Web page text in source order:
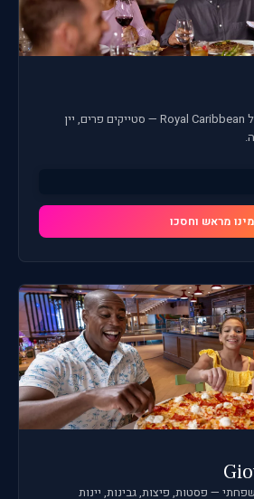
הסטייקהאוס הקלאסי של Royal Caribbean — סטייקים פרים, יין
מראש וחסכו
— פסטות, פיצות, גבינות, יינות